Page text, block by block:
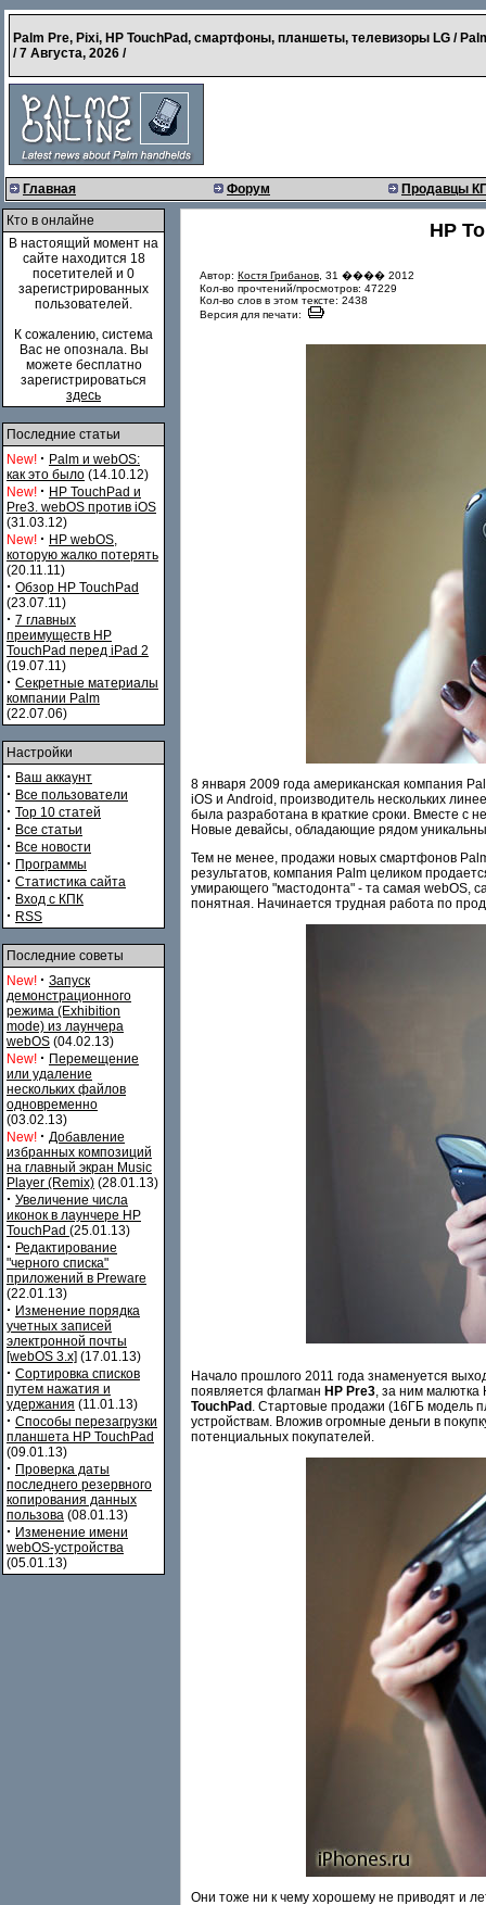
Palm Pre, Pixi, HP TouchPad, смартфоны, планшеты, телевизоры LG /
/7 Августа, 2026 /
Главная Форум Продавцы
Кто в онлайне
В настоящий момент на
сайте находится 18
посетителей и 0
зарегистрированных
пользователей.
К сожалению, система
Вас не опознала. Вы
можете бесплатно
зарегистрироваться
здесь
Последние статьи
New! · Palm и webOS:
как это было (14.10.12)
New! · HP TouchPad и
Pre3. webOS против iOS
(31.03.12)
New! · HP webOS,
которую жалко потерять
(20.11.11)
· Обзор HP TouchPad
(23.07.11)
· 7 главных
преимуществ HP
TouchPad перед iPad 2
(19.07.11)
· Секретные материалы
компании Palm
(22.07.06)
Настройки
· Ваш аккаунт
· Все пользователи
· Top 10 статей
· Все статьи
· Все новости
· Программы
· Статистика сайта
· Вход с КПК
· RSS
Последние советы
New! · Запуск
демонстрационного
режима (Exhibition
mode) из лаунчера
webOS (04.02.13)
New! · Перемещение
или удаление
нескольких файлов
одновременно
(03.02.13)
New! · Добавление
избранных композиций
на главный экран Music
Player (Remix) (28.01.13)
· Увеличение числа
иконок в лаунчере HP
TouchPad (25.01.13)
· Редактирование
"черного списка"
приложений в Preware
(22.01.13)
· Изменение порядка
учетных записей
электронной почты
[webOS 3.x] (17.01.13)
· Сортировка списков
путем нажатия и
удержания (11.01.13)
· Способы перезагрузки
планшета HP TouchPad
(09.01.13)
· Проверка даты
последнего резервного
копирования данных
пользова (08.01.13)
· Изменение имени
webOS-устройства
(05.01.13)
HP
Автор: Костя Грибанов , 31 ���� 2012
Кол-во прочтений/просмотров: 47229
Кол-во слов в этом тексте: 2438
Версия для печати:
8 января 2009 года американская компания
iOS и Android, производитель нескольких
была разработана в краткие сроки. Вместе с
Новые девайсы, обладающие рядом
Тем не менее, продажи новых смартфонов
результатов, компания Palm целиком
умирающего "мастодонта" - та самая webOS,
понятная. Начинается трудная работа по
Начало прошлого 2011 года знаменуется
появляется флагман HP Pre3, за ним малютка
TouchPad . Стартовые продажи (16ГБ модель
устройствам. Вложив огромные деньги в
потенциальных покупателей.
Они тоже ни к чему хорошему не приводят и